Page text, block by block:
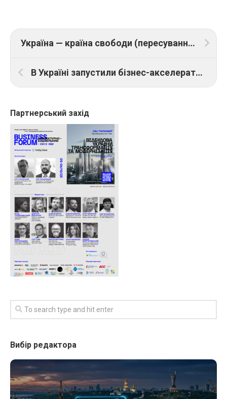
Україна — країна свободи (пересування). Як Доступно.UA просуває доступність міст
В Україні запустили бізнес-акселератор для підприємиць. Як долучитися
Партнерський захід
Вибір редактора